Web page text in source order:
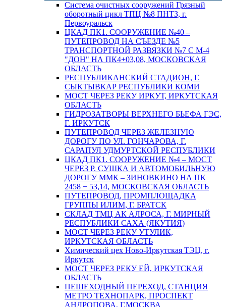
Система очистных сооружений Грязный
оборотный цикл ТПЦ №8 ПНТЗ, г.
Первоуральск
ЦКАД ПК1. СООРУЖЕНИЕ №40 –
ПУТЕПРОВОД НА СЪЕЗДЕ №5
ТРАНСПОРТНОЙ РАЗВЯЗКИ №7 С М-4
"ДОН" НА ПК4+03,08, МОСКОВСКАЯ
ОБЛАСТЬ
РЕСПУБЛИКАНСКИЙ СТАДИОН, Г.
СЫКТЫВКАР РЕСПУБЛИКИ КОМИ
МОСТ ЧЕРЕЗ РЕКУ ИРКУТ, ИРКУТСКАЯ
ОБЛАСТЬ
ГИДРОЗАТВОРЫ ВЕРХНЕГО БЬЕФА ГЭС,
Г. ИРКУТСК
ПУТЕПРОВОД ЧЕРЕЗ ЖЕЛЕЗНУЮ
ДОРОГУ ПО УЛ. ГОНЧАРОВА, Г.
САРАПУЛ УДМУРТСКОЙ РЕСПУБЛИКИ
ЦКАД ПК1. СООРУЖЕНИЕ №4 – МОСТ
ЧЕРЕЗ Р. СУШКА И АВТОМОБИЛЬНУЮ
ДОРОГУ ММК – ЗИНОВКИНО НА ПК
2458 + 53,14, МОСКОВСКАЯ ОБЛАСТЬ
ПУТЕПРОВОД, ПРОМПЛОЩАДКА
ГРУППЫ ИЛИМ, Г. БРАТСК
СКЛАД ТМЦ АК АЛРОСА, Г. МИРНЫЙ
РЕСПУБЛИКИ САХА (ЯКУТИЯ)
МОСТ ЧЕРЕЗ РЕКУ УТУЛИК,
ИРКУТСКАЯ ОБЛАСТЬ
Химический цех Ново-Иркутская ТЭЦ, г.
Иркутск
МОСТ ЧЕРЕЗ РЕКУ ЕЙ, ИРКУТСКАЯ
ОБЛАСТЬ
ПЕШЕХОДНЫЙ ПЕРЕХОД, СТАНЦИЯ
МЕТРО ТЕХНОПАРК, ПРОСПЕКТ
АНДРОПОВА, Г.МОСКВА